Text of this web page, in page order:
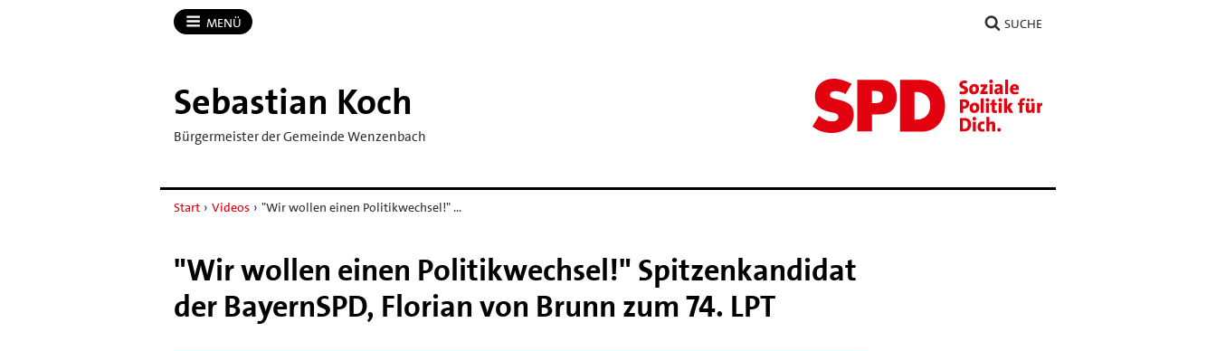
MENÜ SUCHE
Sebastian Koch
Bürgermeister der Gemeinde Wenzenbach
Start › Videos › "Wir wollen einen Politikwechsel!" …
"Wir wollen einen Politikwechsel!" Spitzenkandidat
der BayernSPD, Florian von Brunn zum 74. LPT